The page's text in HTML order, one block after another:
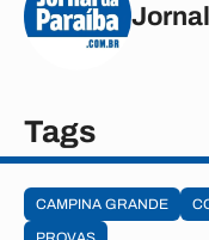
Tags
CAMPINA GRANDE